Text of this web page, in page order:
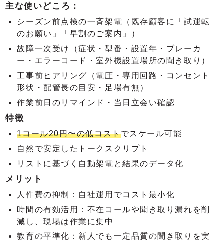
主な使いどころ：
シーズン前点検の一斉架電（既存顧客に「試運転
のお願い」「早割のご案内」）
故障一次受け（症状・型番・設置年・ブレーカ
ー・エラーコード・室外機設置場所の聞き取り）
工事前ヒアリング（電圧・専用回路・コンセント
形状・配管長の目安・足場有無）
作業前日のリマインド・当日立会い確認
特徴
1コール20円〜の低コストでスケール可能
自然で安定したトークスクリプト
リストに基づく自動架電と結果のデータ化
メリット
人件費の抑制：自社運用でコスト最小化
時間の有効活用：不在コールや聞き取り漏れを削
減し、現場は作業に集中
教育の平準化：新人でも一定品質の聞き取りを実